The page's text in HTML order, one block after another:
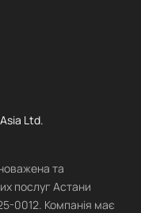
Ltd.
та
послуг Астани
0012. Компанія має